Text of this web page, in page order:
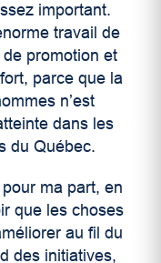
important.
travail de
promotion et
parce que la
n’est
dans les
du Québec.
ma part, en
que les choses
au fil du
des initiatives,